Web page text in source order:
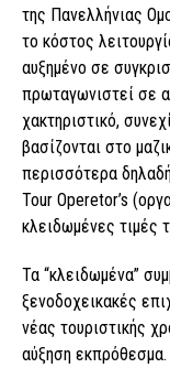
της Πανελλήνιας
το κόστος
αυξημένο σε
πρωταγωνιστεί σε
χακτηριστικό,
βασίζονται στο
περισσότερα
Tour Operetor’s
κλειδωμένες τιμές
Τα “κλειδωμένα”
ξενοδοχεικακές
νέας τουριστικής
αύξηση